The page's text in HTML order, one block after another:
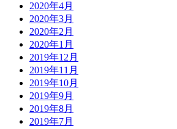
2020年4月
2020年3月
2020年2月
2020年1月
2019年12月
2019年11月
2019年10月
2019年9月
2019年8月
2019年7月